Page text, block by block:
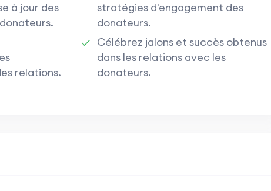
à jour des
relations.
stratégies d'engagement des
donateurs.
Célébrez jalons et succès obtenus
dans les relations avec les
donateurs.